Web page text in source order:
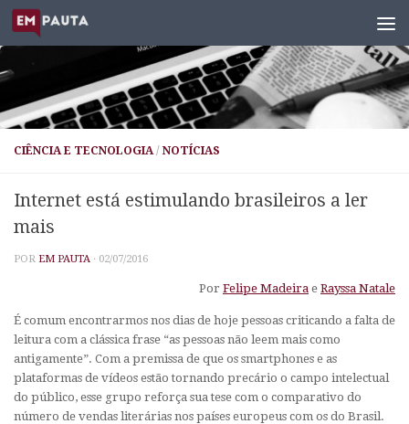
Skip to content
CIÊNCIA E TECNOLOGIA / NOTÍCIAS
Internet está estimulando brasileiros a ler
mais
POR EM PAUTA · 02/07/2016
Por Felipe Madeira e Rayssa Natale
É comum encontrarmos nos dias de hoje pessoas criticando a falta de
leitura com a clássica frase “as pessoas não leem mais como
antigamente”. Com a premissa de que os smartphones e as
plataformas de vídeos estão tornando precário o campo intelectual
do público, esse grupo reforça sua tese com o comparativo do
número de vendas literárias nos países europeus com os do Brasil.